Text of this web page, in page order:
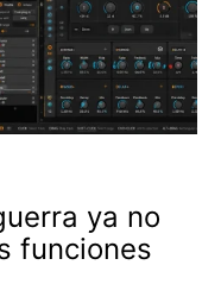
ya no
funciones